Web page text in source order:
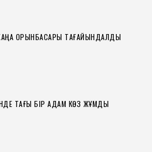
ЖАҢА ОРЫНБАСАРЫ ТАҒАЙЫНДАЛДЫ
ТАҒЫ БІР АДАМ КӨЗ ЖҰМДЫ